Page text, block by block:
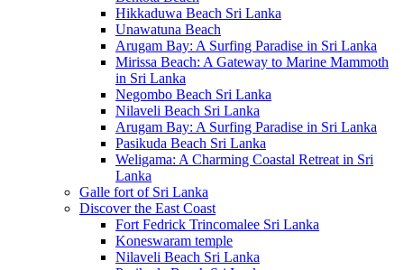
Hikkaduwa Beach Sri Lanka
Unawatuna Beach
Arugam Bay: A Surfing Paradise in Sri Lanka
Mirissa Beach: A Gateway to Marine Mammoth
in Sri Lanka
Negombo Beach Sri Lanka
Nilaveli Beach Sri Lanka
Arugam Bay: A Surfing Paradise in Sri Lanka
Pasikuda Beach Sri Lanka
Weligama: A Charming Coastal Retreat in Sri
Lanka
Galle fort of Sri Lanka
Discover the East Coast
Fort Fedrick Trincomalee Sri Lanka
Koneswaram temple
Nilaveli Beach Sri Lanka